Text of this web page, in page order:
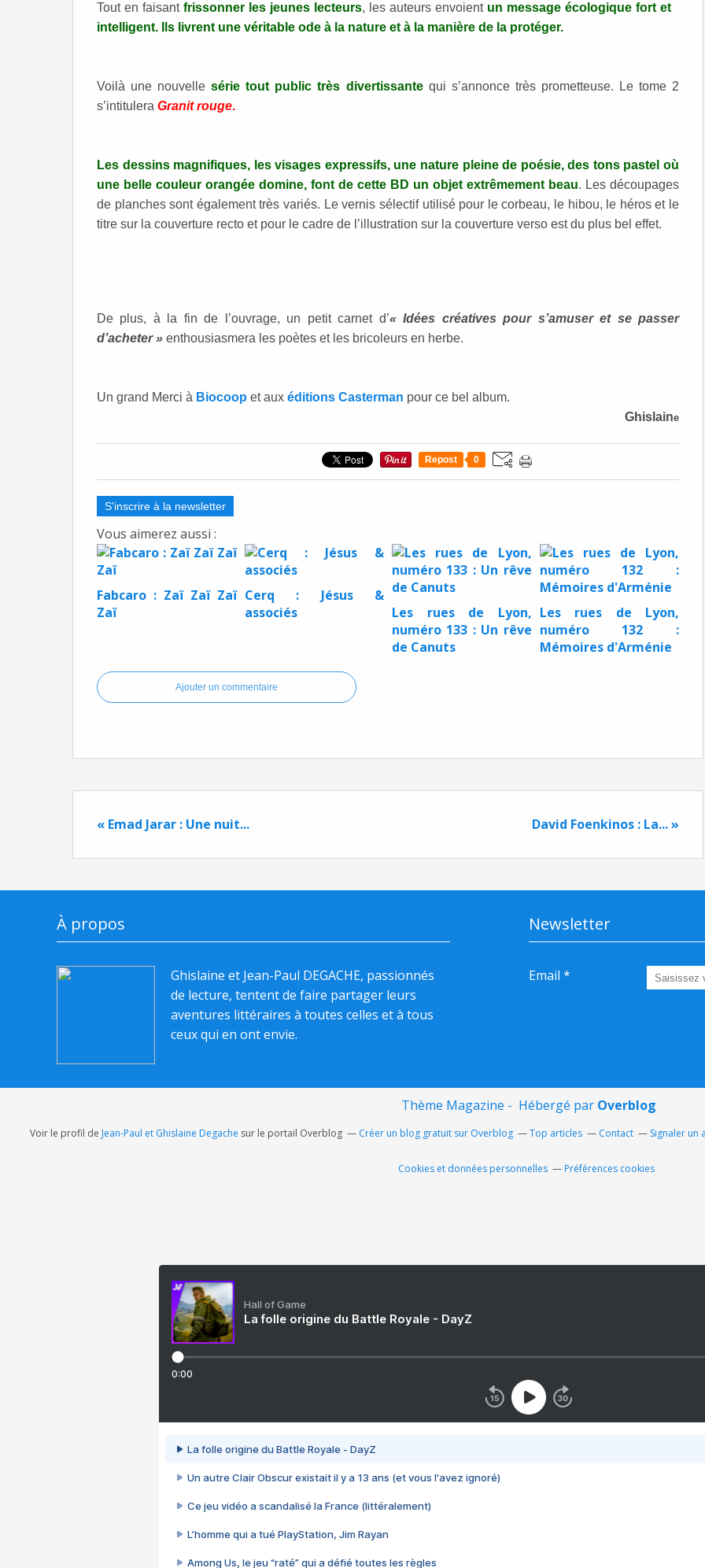
Tout en faisant frissonner les jeunes lecteurs, les auteurs envoient un message écologique fort et
intelligent. Ils livrent une véritable ode à la nature et à la manière de la protéger.
Voilà une nouvellesérie tout public très divertissantequi s’annonce très prometteuse. Le tome 2
s’intitulera Granit rouge.
Les dessins magnifiques, les visages expressifs, une nature pleine de poésie, des tons pastel où
une belle couleur orangée domine, font de cette BD un objet extrêmement beau. Les découpages
de planches sont également très variés. Le vernis sélectif utilisé pour le corbeau, le hibou, le héros et le
titre sur la couverture recto et pour le cadre de l’illustration sur la couverture verso est du plus bel effet.
De plus, à la fin de l’ouvrage, un petit carnet d’« Idées créatives pour s’amuser et se passer
d’acheter » enthousiasmera les poètes et les bricoleurs en herbe.
Un grand Merci à Biocoop et aux éditions Casterman pour ce bel album.
Ghislaine
Repost 0
S'inscrire à la newsletter
Vous aimerez aussi :
Fabcaro : Zaï Zaï Zaï
Zaï
Cerq : Jésus &
associés
Les rues de Lyon,
numéro 133 : Un rêve
de Canuts
Les rues de Lyon,
numéro 132 :
Mémoires d'Arménie
Ajouter un commentaire
« Emad Jarar : Une nuit... David Foenkinos : La... »
À propos
Ghislaine et Jean-Paul DEGACHE, passionnés
de lecture, tentent de faire partager leurs
aventures littéraires à toutes celles et à tous
ceux qui en ont envie.
Newsletter
Email
Thème Magazine - Hébergé par Overblog
Voir le profil de Jean-Paul et Ghislaine Degache sur le portail Overblog Créer un blog gratuit sur Overblog Top articles Contact Signaler un
Cookies et données personnelles Préférences cookies
Hall of Game
La folle origine du Battle Royale - DayZ
0:00
La folle origine du Battle Royale - DayZ
Un autre Clair Obscur existait il y a 13 ans (et vous l'avez ignoré)
Ce jeu vidéo a scandalisé la France (littéralement)
L’homme qui a tué PlayStation, Jim Rayan
Among Us, le jeu “raté” qui a défié toutes les règles